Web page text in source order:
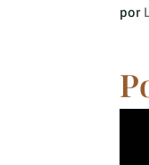
por